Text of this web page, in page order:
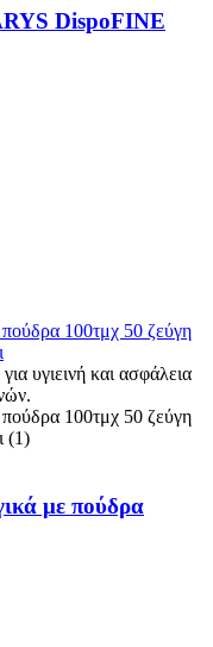
DispoFINE
με πούδρα